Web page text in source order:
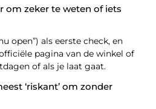
om zeker te weten of iets
open”) als eerste check, en
pagina van de winkel of
of als je laat gaat.
‘riskant’ om zonder